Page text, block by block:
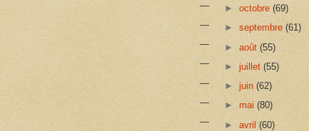
►octobre(69)
►septembre(61)
►août(55)
►juillet(55)
► juin(62)
►mai(80)
►avril(60)